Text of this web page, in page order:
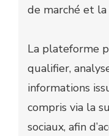
de marché et
La plateforme
qualifier,
informations
compris via la
sociaux, afin